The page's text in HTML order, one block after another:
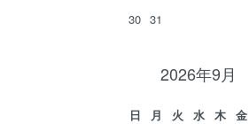
30 31
2026年9月
日 月 火 水 木 金